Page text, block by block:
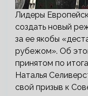
Лидеры
создать новый
за ее якобы
рубежом». Об
принятом по
Наталья
свой призыв к